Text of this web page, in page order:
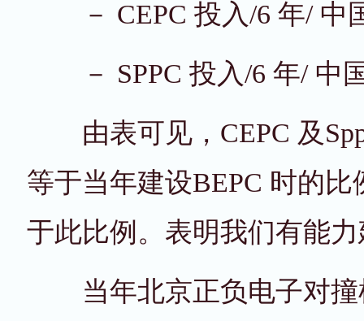
－ CEPC 投入/6 年/ 中国
－ SPPC 投入/6 年/ 中国
由表可见，CEPC 及
等于当年建设BEPC 时的
于此比例。表明我们有能
当年北京正负电子对撞